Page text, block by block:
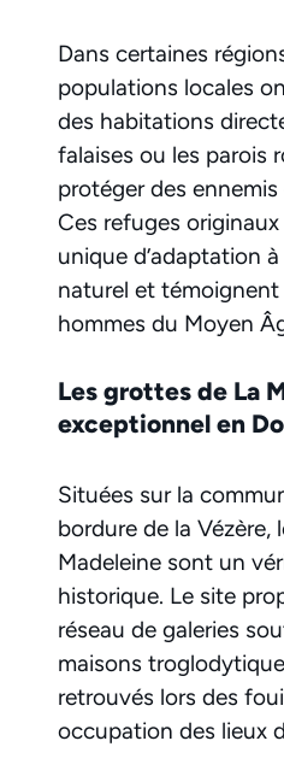
Dans certaines
populations locales
des habitations
falaises ou les parois
protéger des
Ces refuges
unique d’adaptation
naturel et témoignent
hommes du Moyen
Les grottes de La
exceptionnel en
Situées sur la
bordure de la Vézère,
Madeleine sont un
historique. Le site
réseau de galeries
maisons
retrouvés lors des
occupation des lieux